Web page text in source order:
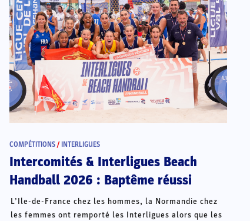
COMPÉTITIONS / INTERLIGUES
Intercomités & Interligues Beach
Handball 2026 : Baptême réussi
L’Ile-de-France chez les hommes, la Normandie chez
les femmes ont remporté les Interligues alors que les